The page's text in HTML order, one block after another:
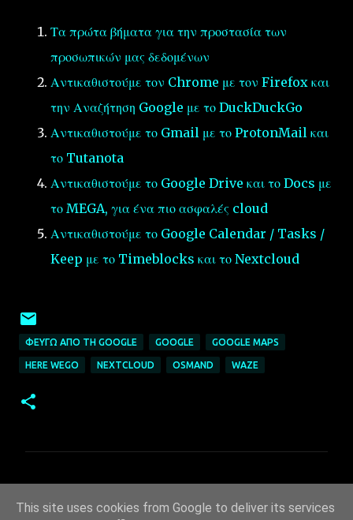
Τα πρώτα βήματα για την προστασία των
προσωπικών μας δεδομένων
Αντικαθιστούμε τον Chrome με τον Firefox και
την Αναζήτηση Google με το DuckDuckGo
Αντικαθιστούμε το Gmail με το ProtonMail και
το Tutanota
Αντικαθιστούμε το Google Drive και το Docs με
το MEGA, για ένα πιο ασφαλές cloud
Αντικαθιστούμε το Google Calendar / Tasks /
Keep με το Timeblocks και το Nextcloud
ΦΕΎΓΩ ΑΠΌ ΤΗ GOOGLE GOOGLE GOOGLE MAPS
HERE WEGO NEXTCLOUD OSMAND WAZE
This site uses cookies from Google to deliver its services